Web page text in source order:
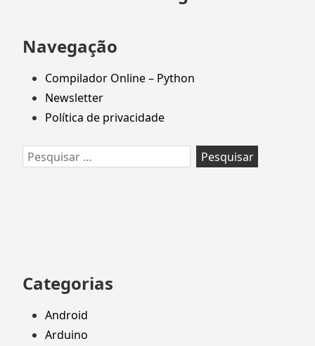
Navegação
Compilador Online – Python
Newsletter
Política de privacidade
Pesquisar
por:
Categorias
Android
Arduino